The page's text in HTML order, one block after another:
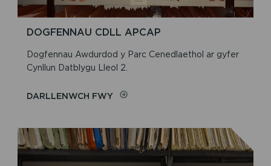
DOGFENNAU CDLL APCAP
Dogfennau Awdurdod y Parc Cenedlaethol ar gyfer
Cynllun Datblygu Lleol 2.
DARLLENWCH FWYON
APCAP